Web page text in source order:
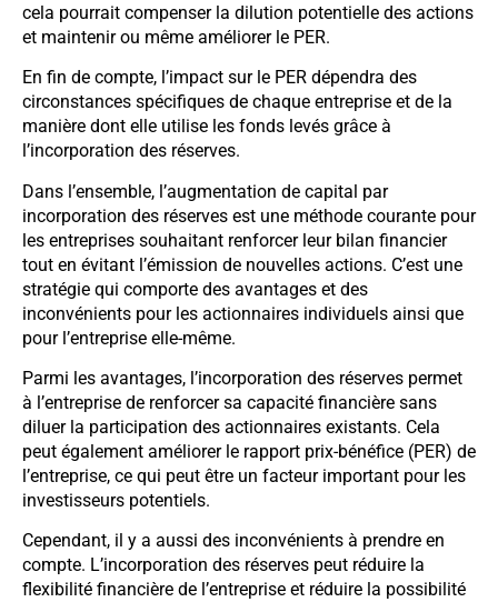
cela pourrait compenser la dilution potentielle des actions
et maintenir ou même améliorer le PER.
En fin de compte, l’impact sur le PER dépendra des
circonstances spécifiques de chaque entreprise et de la
manière dont elle utilise les fonds levés grâce à
l’incorporation des réserves.
Dans l’ensemble, l’augmentation de capital par
incorporation des réserves est une méthode courante pour
les entreprises souhaitant renforcer leur bilan financier
tout en évitant l’émission de nouvelles actions. C’est une
stratégie qui comporte des avantages et des
inconvénients pour les actionnaires individuels ainsi que
pour l’entreprise elle-même.
Parmi les avantages, l’incorporation des réserves permet
à l’entreprise de renforcer sa capacité financière sans
diluer la participation des actionnaires existants. Cela
peut également améliorer le rapport prix-bénéfice (PER) de
l’entreprise, ce qui peut être un facteur important pour les
investisseurs potentiels.
Cependant, il y a aussi des inconvénients à prendre en
compte. L’incorporation des réserves peut réduire la
flexibilité financière de l’entreprise et réduire la possibilité